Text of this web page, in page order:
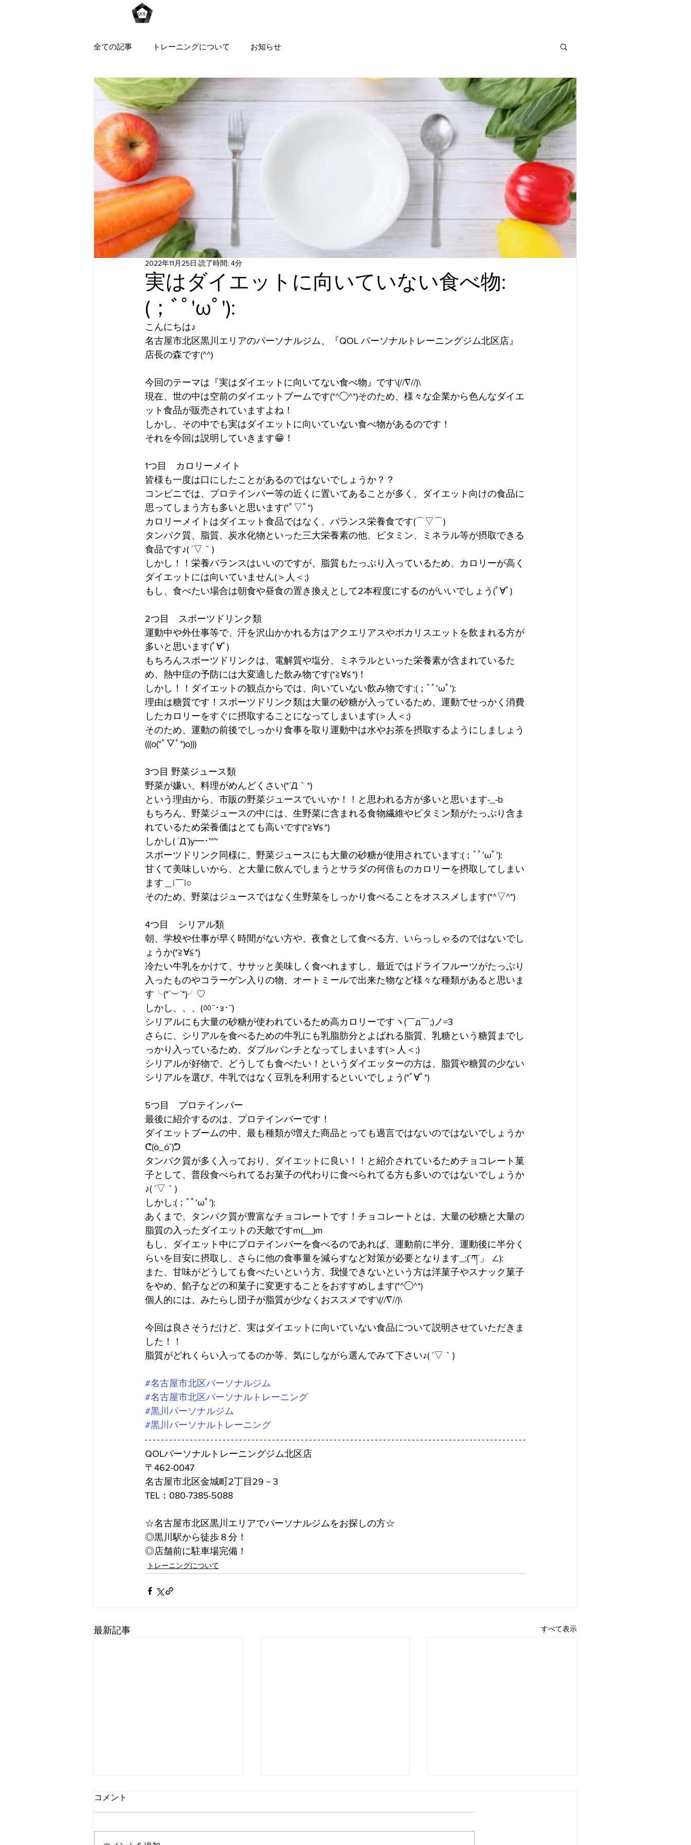
全ての記事 トレーニングについて お知らせ
実はダイエットに向いていない食べ物:
(；ﾞﾟ'ωﾟ'):
2022年11月25日 読了時間: 4分
こんにちは♪
名古屋市北区黒川エリアのパーソナルジム、『QOL パーソナルトレーニングジム北区店』
店長の森です(^^)
今回のテーマは『実はダイエットに向いてない食べ物』です\(//∇//)\
現在、世の中は空前のダイエットブームです(*^◯^*)そのため、様々な企業から色んなダイエ
ット食品が販売されていますよね！
しかし、その中でも実はダイエットに向いていない食べ物があるのです！
それを今回は説明していきます😁！
1つ目　カロリーメイト
皆様も一度は口にしたことがあるのではないでしょうか？？
コンビニでは、プロテインバー等の近くに置いてあることが多く、ダイエット向けの食品に
思ってしまう方も多いと思います(*ﾟ▽ﾟ*)
カロリーメイトはダイエット食品ではなく、バランス栄養食です(⌒▽⌒)
タンパク質、脂質、炭水化物といった三大栄養素の他、ビタミン、ミネラル等が摂取できる
食品です♪( ´▽｀)
しかし！！栄養バランスはいいのですが、脂質もたっぷり入っているため、カロリーが高く
ダイエットには向いていません(＞人＜;)
もし、食べたい場合は朝食や昼食の置き換えとして2本程度にするのがいいでしょう(ﾟ∀ﾟ)
2つ目　スポーツドリンク類
運動中や外仕事等で、汗を沢山かかれる方はアクエリアスやポカリスエットを飲まれる方が
多いと思います(ﾟ∀ﾟ)
もちろんスポーツドリンクは、電解質や塩分、ミネラルといった栄養素が含まれているた
め、熱中症の予防には大変適した飲み物です(*≧∀≦*)！
しかし！！ダイエットの観点からでは、向いていない飲み物です:(；ﾞﾟ'ωﾟ'):
理由は糖質です！スポーツドリンク類は大量の砂糖が入っているため、運動でせっかく消費
したカロリーをすぐに摂取することになってしまいます(＞人＜;)
そのため、運動の前後でしっかり食事を取り運動中は水やお茶を摂取するようにしましょう
(((o(*ﾟ▽ﾟ*)o)))
3つ目 野菜ジュース類
野菜が嫌い、料理がめんどくさい(*´Д｀*)
という理由から、市販の野菜ジュースでいいか！！と思われる方が多いと思います-_-b
もちろん、野菜ジュースの中には、生野菜に含まれる食物繊維やビタミン類がたっぷり含ま
れているため栄養価はとても高いです(*≧∀≦*)
しかし( ´Д`)y━･~~
スポーツドリンク同様に、野菜ジュースにも大量の砂糖が使用されています:(；ﾞﾟ'ωﾟ'):
甘くて美味しいから、と大量に飲んでしまうとサラダの何倍ものカロリーを摂取してしまい
ます＿|￣|○
そのため、野菜はジュースではなく生野菜をしっかり食べることをオススメします(*^▽^*)
4つ目　シリアル類
朝、学校や仕事が早く時間がない方や、夜食として食べる方、いらっしゃるのではないでし
ょうか(*≧∀≦*)
冷たい牛乳をかけて、ササッと美味しく食べれますし、最近ではドライフルーツがたっぷり
入ったものやコラーゲン入りの物、オートミールで出来た物など様々な種類があると思いま
す╰(*´︶`*)╯♡
しかし、、、(ㆀ˘･з･˘)
シリアルにも大量の砂糖が使われているため高カロリーですヽ(￣д￣;)ノ=3
さらに、シリアルを食べるための牛乳にも乳脂肪分とよばれる脂質、乳糖という糖質までし
っかり入っているため、ダブルパンチとなってしまいます(＞人＜;)
シリアルが好物で、どうしても食べたい！というダイエッターの方は、脂質や糖質の少ない
シリアルを選び、牛乳ではなく豆乳を利用するといいでしょう(*ﾟ∀ﾟ*)
5つ目　プロテインバー
最後に紹介するのは、プロテインバーです！
ダイエットブームの中、最も種類が増えた商品とっても過言ではないのではないでしょうか
ᕦ(ò_óˇ)ᕤ
タンパク質が多く入っており、ダイエットに良い！！と紹介されているためチョコレート菓
子として、普段食べられてるお菓子の代わりに食べられてる方も多いのではないでしょうか
♪( ´▽｀)
しかし:(；ﾞﾟ'ωﾟ'):
あくまで、タンパク質が豊富なチョコレートです！チョコレートとは、大量の砂糖と大量の
脂質の入ったダイエットの天敵ですm(__)m
もし、ダイエット中にプロテインバーを食べるのであれば、運動前に半分、運動後に半分く
らいを目安に摂取し、さらに他の食事量を減らすなど対策が必要となります_:(´ཀ`」 ∠):
また、甘味がどうしても食べたいという方、我慢できないという方は洋菓子やスナック菓子
をやめ、餡子などの和菓子に変更することをおすすめします(*^◯^*)
個人的には、みたらし団子が脂質が少なくおススメです\(//∇//)\
今回は良さそうだけど、実はダイエットに向いていない食品について説明させていただきま
した！！
脂質がどれくらい入ってるのか等、気にしながら選んでみて下さい♪( ´▽｀)
#名古屋市北区パーソナルジム
#名古屋市北区パーソナルトレーニング
#黒川パーソナルジム
#黒川パーソナルトレーニング
QOLパーソナルトレーニングジム北区店
〒462-0047
名古屋市北区金城町2丁目29－3
TEL：080-7385-5088
☆名古屋市北区黒川エリアでパーソナルジムをお探しの方☆
◎黒川駅から徒歩８分！
◎店舗前に駐車場完備！
トレーニングについて
最新記事 すべて表示
コメント